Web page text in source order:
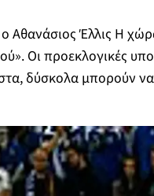
Αθανάσιος Έλλις Η
Οι προεκλογικές
δύσκολα μπορούν